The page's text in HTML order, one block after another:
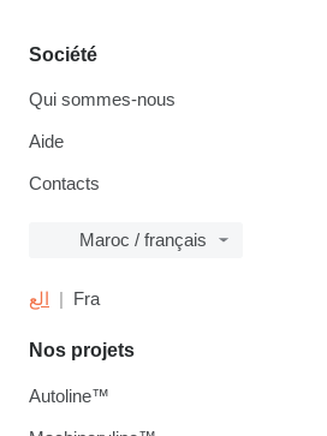
Société
Qui sommes-nous
Aide
Contacts
Maroc / français
الع Fra
Nos projets
Autoline™